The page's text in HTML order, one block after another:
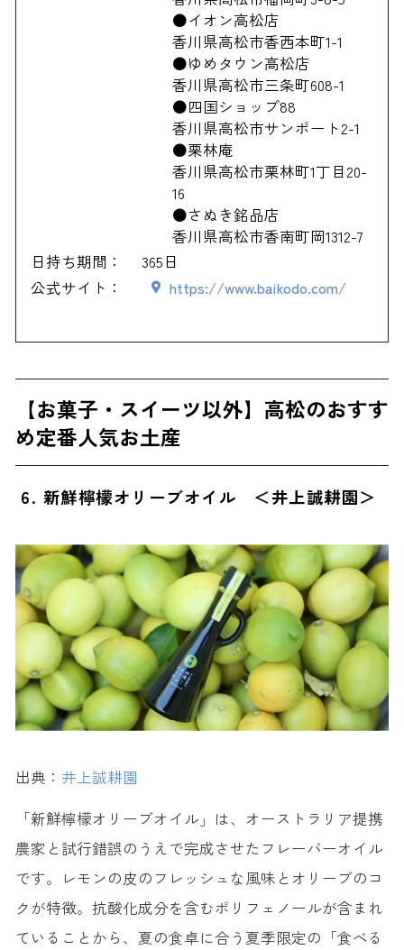
●イオン高松店
香川県高松市香西本町1-1
●ゆめタウン高松店
香川県高松市三条町608-1
●四国ショップ88
香川県高松市サンポート2-1
●栗林庵
香川県高松市栗林町1丁目20-
16
●さぬき銘品店
香川県高松市香南町岡1312-7
日持ち期間：
365日
公式サイト：
https://www.baikodo.com/
【お菓子・スイーツ以外】高松のおすす
め定番人気お土産
6. 新鮮檸檬オリーブオイル ＜井上誠耕園＞
出典： 井上誠耕園
「新鮮檸檬オリーブオイル」は、オーストラリア提携
農家と試行錯誤のうえで完成させたフレーバーオイル
です。レモンの皮のフレッシュな風味とオリーブのコ
クが特徴。抗酸化成分を含むポリフェノールが含まれ
ていることから、夏の食卓に合う夏季限定の「食べる